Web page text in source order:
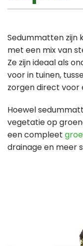
Sedummatten
met een mix van
Ze zijn ideaal als
voor in tuinen,
zorgen direct voor
Hoewel
vegetatie op
een compleet
drainage en meer